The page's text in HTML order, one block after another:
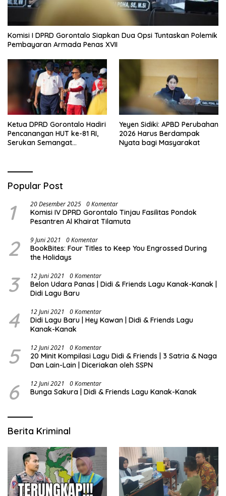
Komisi I DPRD Gorontalo Siapkan Dua Opsi Tuntaskan Polemik
Pembayaran Armada Penas XVII
Ketua DPRD Gorontalo Hadiri
Pencanangan HUT ke-81 RI,
Serukan Semangat
Yeyen Sidiki: APBD Perubahan
2026 Harus Berdampak
Nyata bagi Masyarakat
Popular Post
1 20 Desember 2025 0 Komentar
Komisi IV DPRD Gorontalo Tinjau Fasilitas Pondok
Pesantren Al Khairat Tilamuta
2 9 Juni 2021 0 Komentar
BookBites: Four Titles to Keep You Engrossed During
the Holidays
3 12 Juni 2021 0 Komentar
Belon Udara Panas | Didi & Friends Lagu Kanak-Kanak |
Didi Lagu Baru
4 12 Juni 2021 0 Komentar
Didi Lagu Baru | Hey Kawan | Didi & Friends Lagu
Kanak-Kanak
5 12 Juni 2021 0 Komentar
20 Minit Kompilasi Lagu Didi & Friends | 3 Satria & Naga
Dan Lain-Lain | Diceriakan oleh SSPN
6 12 Juni 2021 0 Komentar
Bunga Sakura | Didi & Friends Lagu Kanak-Kanak
Berita Kriminal